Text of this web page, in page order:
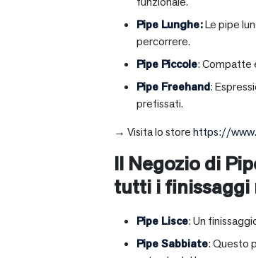
Pipe Lunghe:Le pipe
percorrere.
Pipe Piccole: Compatte
Pipe Freehand:
prefissati.
→ Visita lo storehttps://
Il Negozio di
tutti i finissaggi
Pipe Lisce: Un
Pipe Sabbiate: Questo